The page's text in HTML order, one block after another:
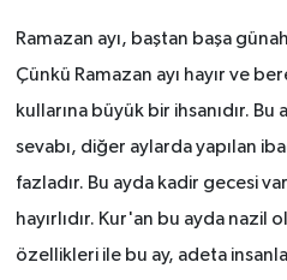
Ramazan ayı, baştan başa
Çünkü Ramazan ayı hayır ve
kullarına büyük bir ihsanıdır.
sevabı, diğer aylarda yapılan
fazladır. Bu ayda kadir gecesi
hayırlıdır. Kur'an bu ayda nazil
özellikleri ile bu ay, adeta